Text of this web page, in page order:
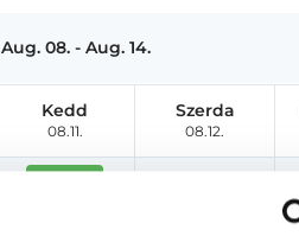
Aug. 08. - Aug. 14.
Kedd
08.11.
Szerda
08.12.